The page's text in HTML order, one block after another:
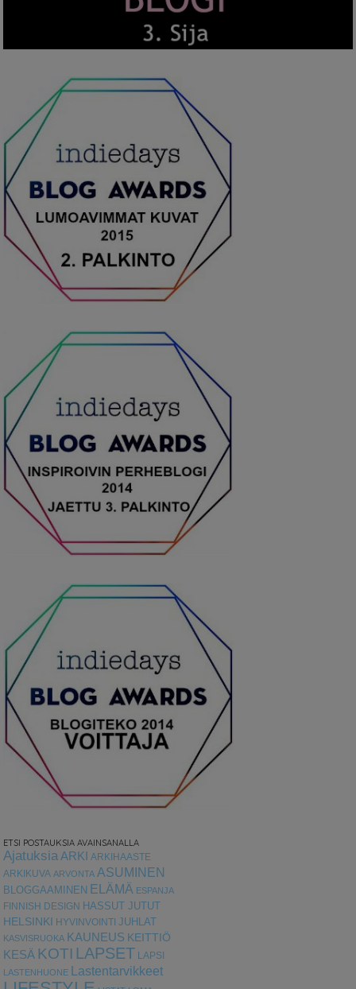
ETSI POSTAUKSIA AVAINSANALLA
AjatuksiaARKI ARKIHAASTE
ARKIKUVA ARVONTA ASUMINEN
BLOGGAAMINEN ELÄMÄ ESPANJA
FINNISH DESIGN HASSUT JUTUT
HELSINKI
HYVINVOINTI JUHLAT
KASVISRUOKA KAUNEUS KEITTIÖ
KESÄ KOTI LAPSET LAPSI
LASTENHUONE Lastentarvikkeet